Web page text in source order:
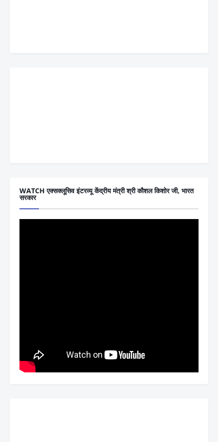
WATCH एक्सक्लूसिव इंटरव्यू केंद्रीय मंत्री श्री कौशल किशोर जी, भारत
सरकार